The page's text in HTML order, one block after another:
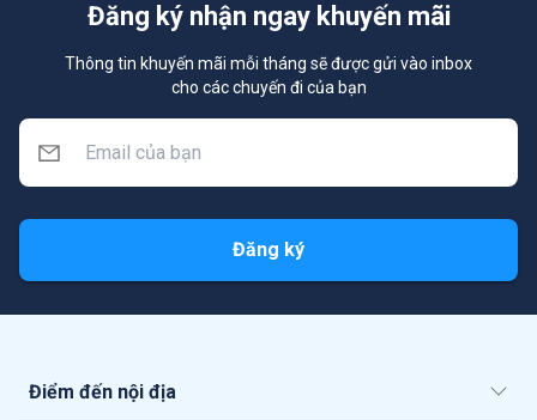
Đăng ký nhận ngay khuyến mãi
Thông tin khuyến mãi mỗi tháng sẽ được gửi vào inbox
cho các chuyến đi của bạn
Đăng ký
Điểm đến nội địa